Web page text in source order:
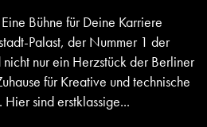
Bühne für Deine Karriere
Palast, der Nummer 1 der
nur ein Herzstück der Berliner
für Kreative und technische
Hier sind erstklassige...